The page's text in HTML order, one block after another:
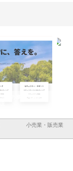
Ａの事業内容と強
小売業・販売業